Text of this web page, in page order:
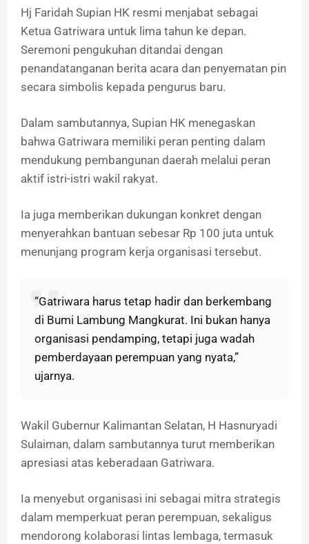
Hj Faridah Supian HK resmi menjabat sebagai
Ketua Gatriwara untuk lima tahun ke depan.
Seremoni pengukuhan ditandai dengan
penandatanganan berita acara dan penyematan pin
secara simbolis kepada pengurus baru.
Dalam sambutannya, Supian HK menegaskan
bahwa Gatriwara memiliki peran penting dalam
mendukung pembangunan daerah melalui peran
aktif istri-istri wakil rakyat.
Ia juga memberikan dukungan konkret dengan
menyerahkan bantuan sebesar Rp 100 juta untuk
menunjang program kerja organisasi tersebut.
“Gatriwara harus tetap hadir dan berkembang
di Bumi Lambung Mangkurat. Ini bukan hanya
organisasi pendamping, tetapi juga wadah
pemberdayaan perempuan yang nyata,”
ujarnya.
Wakil Gubernur Kalimantan Selatan, H Hasnuryadi
Sulaiman, dalam sambutannya turut memberikan
apresiasi atas keberadaan Gatriwara.
Ia menyebut organisasi ini sebagai mitra strategis
dalam memperkuat peran perempuan, sekaligus
mendorong kolaborasi lintas lembaga, termasuk